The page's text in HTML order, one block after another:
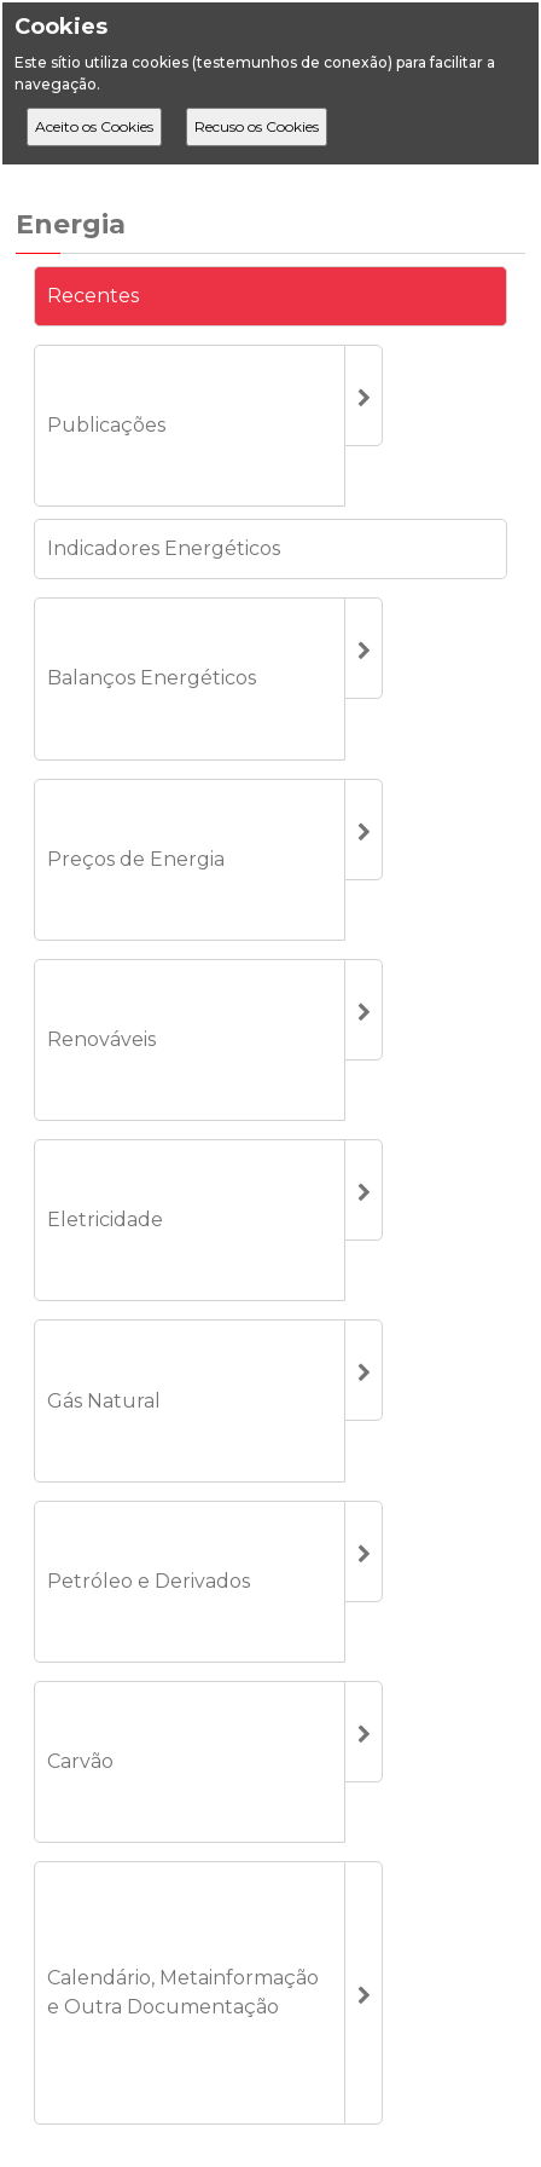
Cookies
Este sítio utiliza cookies (testemunhos de conexão) para facilitar a
navegação.
HomeEstatística Energia Recentes
Energia
Recentes
Publicações
Indicadores Energéticos
Balanços Energéticos
Preços de Energia
Renováveis
Eletricidade
Gás Natural
Petróleo e Derivados
Carvão
Calendário, Metainformação
e Outra Documentação